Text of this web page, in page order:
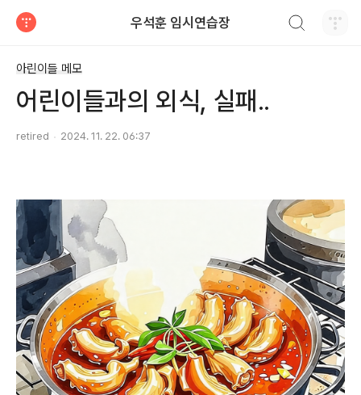
우석훈 임시연습장
아린이들 메모
어린이들과의 외식, 실패..
retired 2024. 11. 22. 06:37